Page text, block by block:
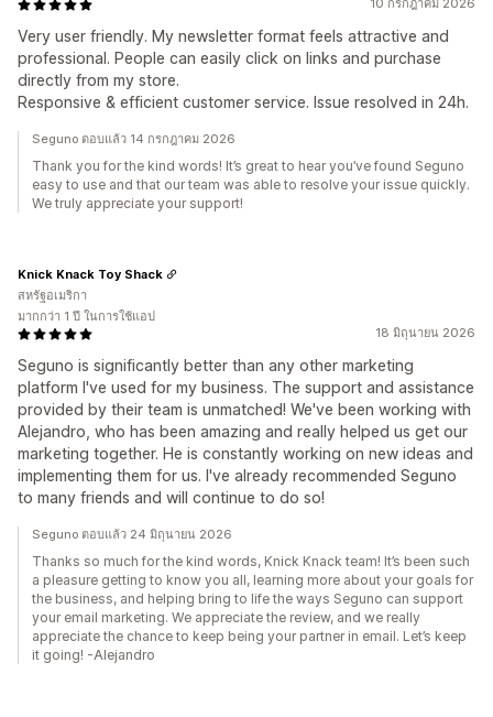
10 กรกฎาคม 2026
Very user friendly. My newsletter format feels attractive and
professional. People can easily click on links and purchase
directly from my store.
Responsive & efficient customer service. Issue resolved in 24h.
Seguno ตอบแล้ว 14 กรกฎาคม 2026
Thank you for the kind words! It’s great to hear you’ve found Seguno
easy to use and that our team was able to resolve your issue quickly.
We truly appreciate your support!
18 มิถุนายน 2026
Seguno is significantly better than any other marketing
platform I've used for my business. The support and assistance
provided by their team is unmatched! We've been working with
Alejandro, who has been amazing and really helped us get our
marketing together. He is constantly working on new ideas and
implementing them for us. I've already recommended Seguno
to many friends and will continue to do so!
Knick Knack Toy Shack
สหรัฐอเมริกา
มากกว่า 1 ปี ในการใช้แอป
Seguno ตอบแล้ว 24 มิถุนายน 2026
Thanks so much for the kind words, Knick Knack team! It’s been such
a pleasure getting to know you all, learning more about your goals for
the business, and helping bring to life the ways Seguno can support
your email marketing. We appreciate the review, and we really
appreciate the chance to keep being your partner in email. Let’s keep
it going! -Alejandro